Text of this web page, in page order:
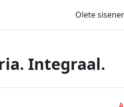
Olete
Integraal.